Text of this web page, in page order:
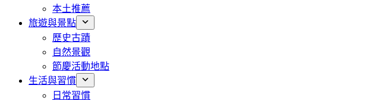
本土推薦
旅遊與景點
歷史古蹟
自然景觀
節慶活動地點
生活與習慣
日常習慣